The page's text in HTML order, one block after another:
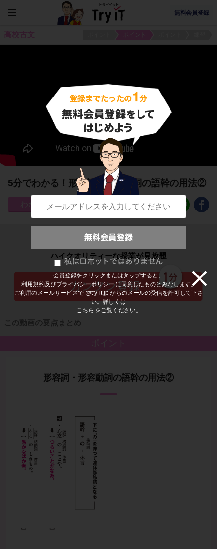
無料会員登録
会員登録をクリックまたはタップすると、
利用規約及びプライバシーポリシー に同意したものとみなします。
ご利用のメールサービスで @try-it.jp からのメールの受信を許可して下さ
い。詳しくは
こちら をご覧ください。
高校古文
5分でわかる！形容詞・形容動詞の語幹の用法②
36
子どもの勉強から大人の学び直しまで
ハイクオリティーな授業が見放題
この動画の要点まとめ
ポイント
形容詞・形容動詞の語幹の用法②